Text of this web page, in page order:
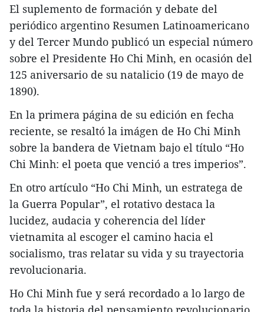
El suplemento de formación y debate del
periódico argentino Resumen Latinoamericano
y del Tercer Mundo publicó un especial número
sobre el Presidente Ho Chi Minh, en ocasión del
125 aniversario de su natalicio (19 de mayo de
1890).
En la primera página de su edición en fecha
reciente, se resaltó la imágen de Ho Chi Minh
sobre la bandera de Vietnam bajo el título “Ho
Chi Minh: el poeta que venció a tres imperios”.
En otro artículo “Ho Chi Minh, un estratega de
la Guerra Popular”, el rotativo destaca la
lucidez, audacia y coherencia del líder
vietnamita al escoger el camino hacia el
socialismo, tras relatar su vida y su trayectoria
revolucionaria.
Ho Chi Minh fue y será recordado a lo largo de